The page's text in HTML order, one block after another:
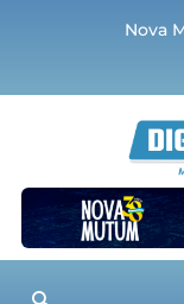
Nova